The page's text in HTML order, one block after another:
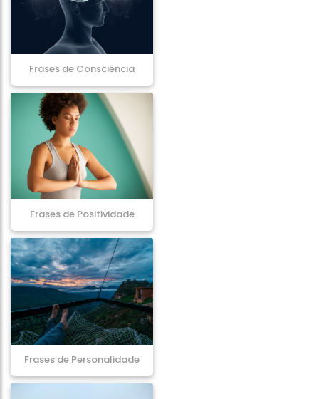
Frases de Consciência
Frases de Positividade
Frases de Personalidade